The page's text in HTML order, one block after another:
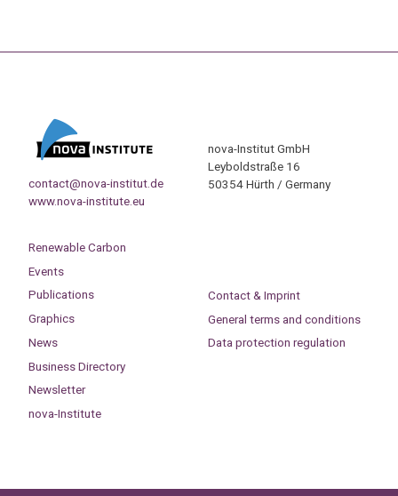
contact@nova-institut.de
www.nova-institute.eu
nova-Institut GmbH
Leyboldstraße 16
50354 Hürth / Germany
Renewable Carbon
Events
Publications
Graphics
News
Business Directory
Newsletter
nova-Institute
Contact & Imprint
General terms and conditions
Data protection regulation